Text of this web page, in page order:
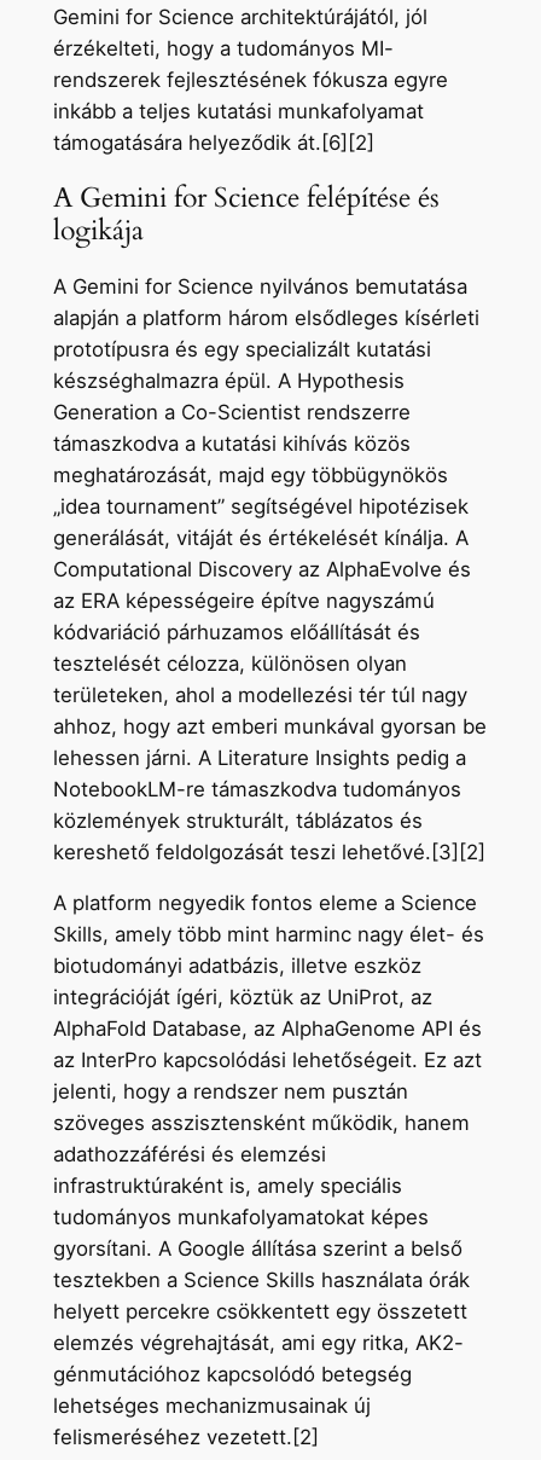
Gemini for Science architektúrájától, jól
érzékelteti, hogy a tudományos MI-
rendszerek fejlesztésének fókusza egyre
inkább a teljes kutatási munkafolyamat
támogatására helyeződik át.[6][2]
A Gemini for Science felépítése és
logikája
A Gemini for Science nyilvános bemutatása
alapján a platform három elsődleges kísérleti
prototípusra és egy specializált kutatási
készséghalmazra épül. A Hypothesis
Generation a Co-Scientist rendszerre
támaszkodva a kutatási kihívás közös
meghatározását, majd egy többügynökös
„idea tournament” segítségével hipotézisek
generálását, vitáját és értékelését kínálja. A
Computational Discovery az AlphaEvolve és
az ERA képességeire építve nagyszámú
kódvariáció párhuzamos előállítását és
tesztelését célozza, különösen olyan
területeken, ahol a modellezési tér túl nagy
ahhoz, hogy azt emberi munkával gyorsan be
lehessen járni. A Literature Insights pedig a
NotebookLM-re támaszkodva tudományos
közlemények strukturált, táblázatos és
kereshető feldolgozását teszi lehetővé.[3][2]
A platform negyedik fontos eleme a Science
Skills, amely több mint harminc nagy élet- és
biotudományi adatbázis, illetve eszköz
integrációját ígéri, köztük az UniProt, az
AlphaFold Database, az AlphaGenome API és
az InterPro kapcsolódási lehetőségeit. Ez azt
jelenti, hogy a rendszer nem pusztán
szöveges asszisztensként működik, hanem
adathozzáférési és elemzési
infrastruktúraként is, amely speciális
tudományos munkafolyamatokat képes
gyorsítani. A Google állítása szerint a belső
tesztekben a Science Skills használata órák
helyett percekre csökkentett egy összetett
elemzés végrehajtását, ami egy ritka, AK2-
génmutációhoz kapcsolódó betegség
lehetséges mechanizmusainak új
felismeréséhez vezetett.[2]